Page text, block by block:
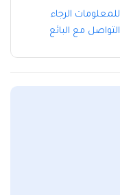
للمعلومات الرجاء
التواصل مع البائع